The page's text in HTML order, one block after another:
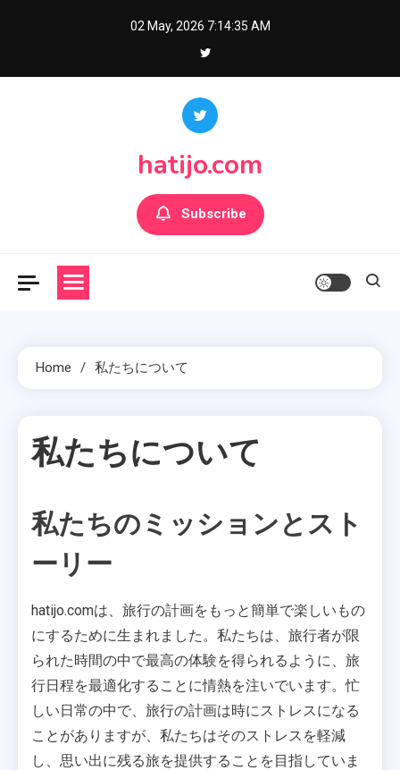
02 May, 2026 7:14:35 AM
hatijo.com
Subscribe
Home 私たちについて
私たちについて
1 MIN READ
私たちのミッションとスト
ーリー
hatijo.comは、旅行の計画をもっと簡単で楽しいもの
にするために生まれました。私たちは、旅行者が限
られた時間の中で最高の体験を得られるように、旅
行日程を最適化することに情熱を注いでいます。忙
しい日常の中で、旅行の計画は時にストレスになる
ことがありますが、私たちはそのストレスを軽減
し、思い出に残る旅を提供することを目指していま